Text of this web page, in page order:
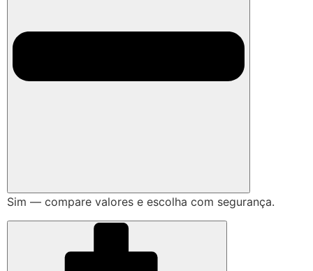
Sim — compare valores e escolha com segurança.